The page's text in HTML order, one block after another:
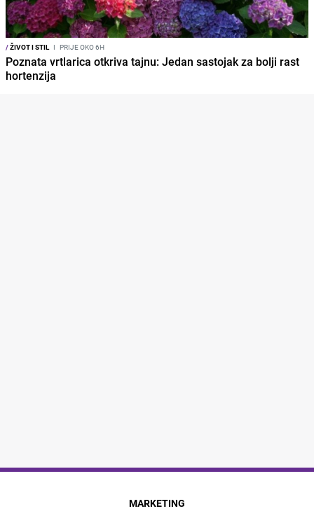
/ŽIVOT I STIL I PRIJE OKO 6H
Poznata vrtlarica otkriva tajnu: Jedan sastojak za bolji rast
hortenzija
MARKETING